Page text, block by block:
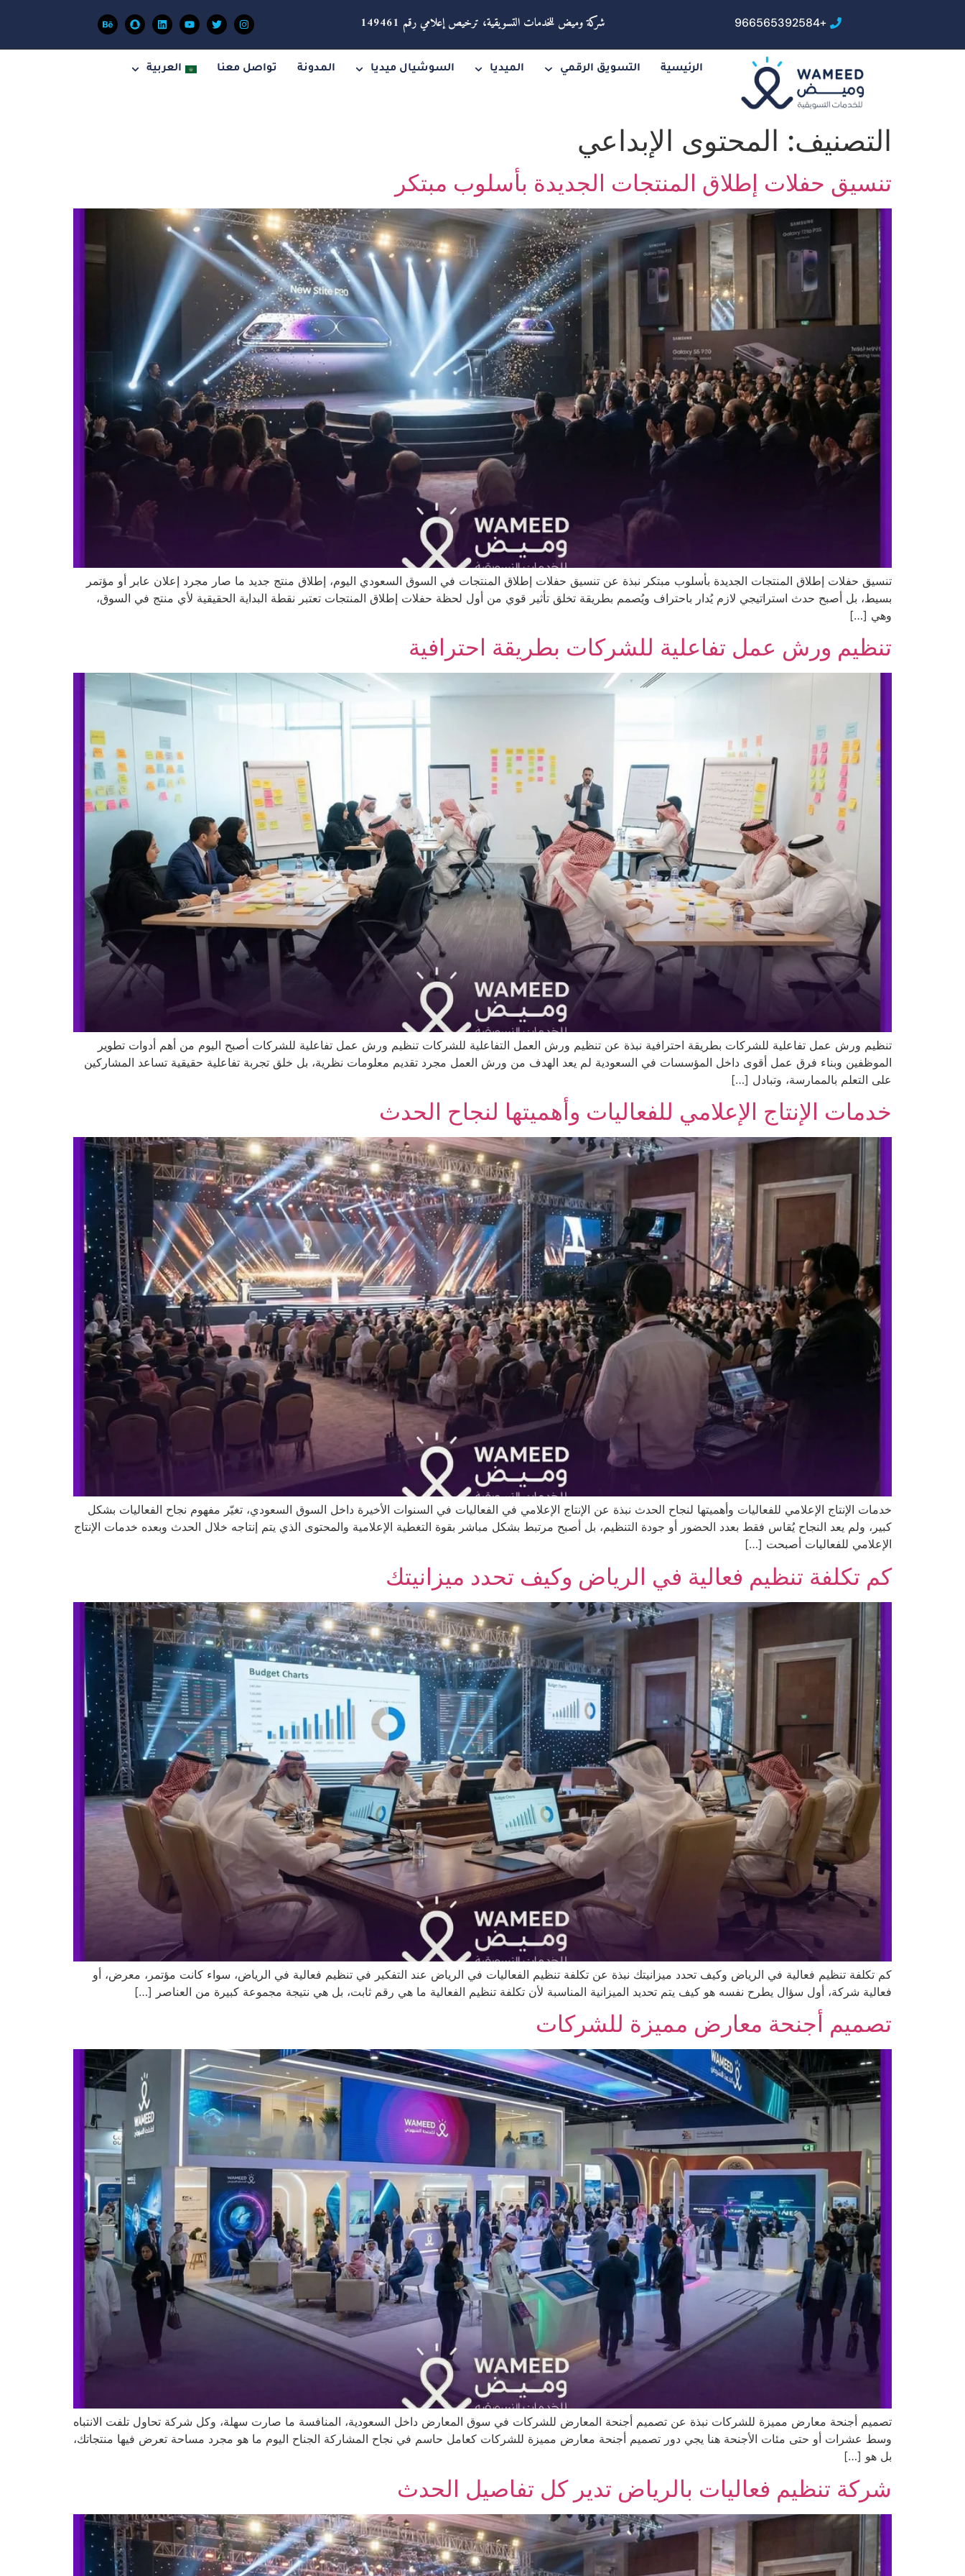
+966565392584 شركة وميض للخدمات التسويقية، ترخيص إعلامي رقم 149461
الرئيسية التسويق الرقمي الميديا السوشيال ميديا المدونة تواصل معنا العربية
التصنيف: المحتوى الإبداعي
تنسيق حفلات إطلاق المنتجات الجديدة بأسلوب مبتكر
تنسيق حفلات إطلاق المنتجات الجديدة بأسلوب مبتكر نبذة عن تنسيق حفلات إطلاق المنتجات في السوق السعودي اليوم، إطلاق منتج جديد ما صار مجرد إعلان عابر أو مؤتمر
بسيط، بل أصبح حدث استراتيجي لازم يُدار باحتراف ويُصمم بطريقة تخلق تأثير قوي من أول لحظة حفلات إطلاق المنتجات تعتبر نقطة البداية الحقيقية لأي منتج في السوق،
وهي […]
تنظيم ورش عمل تفاعلية للشركات بطريقة احترافية
تنظيم ورش عمل تفاعلية للشركات بطريقة احترافية نبذة عن تنظيم ورش العمل التفاعلية للشركات تنظيم ورش عمل تفاعلية للشركات أصبح اليوم من أهم أدوات تطوير
الموظفين وبناء فرق عمل أقوى داخل المؤسسات في السعودية لم يعد الهدف من ورش العمل مجرد تقديم معلومات نظرية، بل خلق تجربة تفاعلية حقيقية تساعد المشاركين
على التعلم بالممارسة، وتبادل […]
خدمات الإنتاج الإعلامي للفعاليات وأهميتها لنجاح الحدث
خدمات الإنتاج الإعلامي للفعاليات وأهميتها لنجاح الحدث نبذة عن الإنتاج الإعلامي في الفعاليات في السنوات الأخيرة داخل السوق السعودي، تغيّر مفهوم نجاح الفعاليات بشكل
كبير، ولم يعد النجاح يُقاس فقط بعدد الحضور أو جودة التنظيم، بل أصبح مرتبط بشكل مباشر بقوة التغطية الإعلامية والمحتوى الذي يتم إنتاجه خلال الحدث وبعده خدمات الإنتاج
الإعلامي للفعاليات أصبحت […]
كم تكلفة تنظيم فعالية في الرياض وكيف تحدد ميزانيتك
كم تكلفة تنظيم فعالية في الرياض وكيف تحدد ميزانيتك نبذة عن تكلفة تنظيم الفعاليات في الرياض عند التفكير في تنظيم فعالية في الرياض، سواء كانت مؤتمر، معرض، أو
فعالية شركة، أول سؤال يطرح نفسه هو كيف يتم تحديد الميزانية المناسبة لأن تكلفة تنظيم الفعالية ما هي رقم ثابت، بل هي نتيجة مجموعة كبيرة من العناصر […]
تصميم أجنحة معارض مميزة للشركات
تصميم أجنحة معارض مميزة للشركات نبذة عن تصميم أجنحة المعارض للشركات في سوق المعارض داخل السعودية، المنافسة ما صارت سهلة، وكل شركة تحاول تلفت الانتباه
وسط عشرات أو حتى مئات الأجنحة هنا يجي دور تصميم أجنحة معارض مميزة للشركات كعامل حاسم في نجاح المشاركة الجناح اليوم ما هو مجرد مساحة تعرض فيها منتجاتك،
بل هو […]
شركة تنظيم فعاليات بالرياض تدير كل تفاصيل الحدث